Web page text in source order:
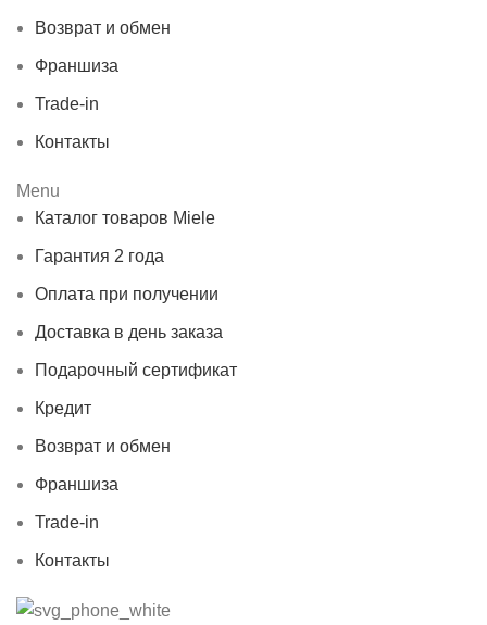
Возврат и обмен
Франшиза
Trade-in
Контакты
Menu
Каталог товаров Miele
Гарантия 2 года
Оплата при получении
Доставка в день заказа
Подарочный сертификат
Кредит
Возврат и обмен
Франшиза
Trade-in
Контакты